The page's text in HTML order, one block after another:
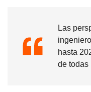
Las
hasta
de todas